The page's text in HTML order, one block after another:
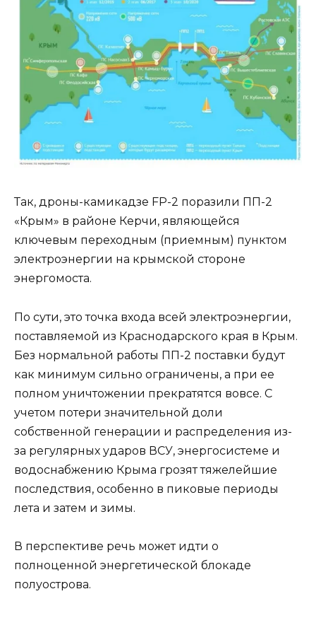
Так, дроны-камикадзе FP-2 поразили ПП-2
«Крым» в районе Керчи, являющейся
ключевым переходным (приемным) пунктом
электроэнергии на крымской стороне
энергомоста.
По сути, это точка входа всей электроэнергии,
поставляемой из Краснодарского края в Крым.
Без нормальной работы ПП-2 поставки будут
как минимум сильно ограничены, а при ее
полном уничтожении прекратятся вовсе. С
учетом потери значительной доли
собственной генерации и распределения из-
за регулярных ударов ВСУ, энергосистеме и
водоснабжению Крыма грозят тяжелейшие
последствия, особенно в пиковые периоды
лета и затем и зимы.
В перспективе речь может идти о
полноценной энергетической блокаде
полуострова.